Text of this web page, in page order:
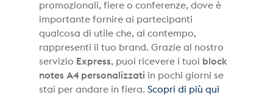
promozionali, fiere o conferenze, dove è
importante fornire ai partecipanti
qualcosa di utile che, al contempo,
rappresenti il tuo brand. Grazie al nostro
servizio Express, puoi ricevere i tuoi block
notes A4 personalizzati in pochi giorni se
stai per andare in fiera.Scopri di più qui